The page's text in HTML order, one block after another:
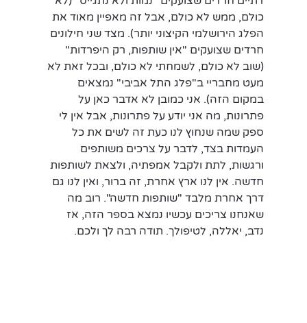
כולם, ממש לא כולם, אבל זה מאפיין מאוד את
הפלג הירושלמי הקיצוני יותר). מצד שני חילונים
חרדים שצועקים "אין שותפות, רק היפרדות"
(שוב לא כולם, לשמחתי לא כולם, ובכל זאת לא
מעט מחבריי ב"פלג התל אביבי" נמצאים
במקום הזה). אני כמובן לא אדבר כאן על
פתרונות, מה אני יודע על פתרונות, אבל אין לי
ספק שמה שנחוץ לנו כעת זה לשים את כל
העמדות בצד, לדבר על צרכים משותפים
ורגשות, לתת ולקבל אמפתיה, ולצאת לשותפות
חדשה. אין לנו ארץ אחרת, זה ברור, ואין לנו גם
דרך אחרת מלבד "שותפות חדשה". רוב מה
שאנחנו צריכים עכשיו נמצא בספר הזה, אז
נדב, יאללה, לטיפולך. תודה רבה לך ולכם.